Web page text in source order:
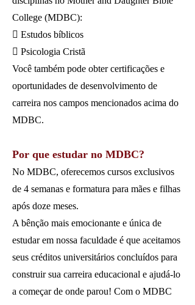
College (MDBC):
 Estudos bíblicos
 Psicologia Cristã
Você também pode obter certificações e
oportunidades de desenvolvimento de
carreira nos campos mencionados acima do
MDBC.
Por que estudar no MDBC?
No MDBC, oferecemos cursos exclusivos
de 4 semanas e formatura para mães e filhas
após doze meses.
A bênção mais emocionante e única de
estudar em nossa faculdade é que aceitamos
seus créditos universitários concluídos para
construir sua carreira educacional e ajudá-lo
a começar de onde parou! Com o MDBC